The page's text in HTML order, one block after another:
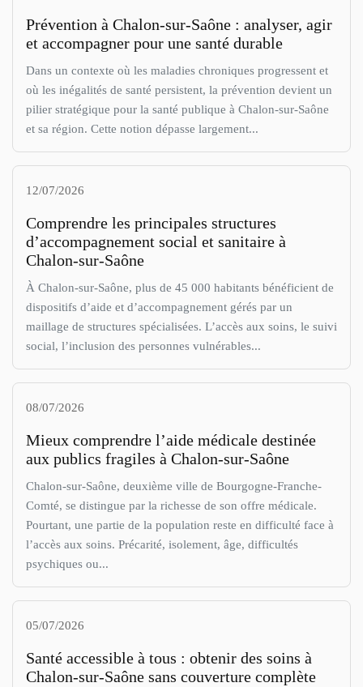
Prévention à Chalon-sur-Saône : analyser, agir
et accompagner pour une santé durable
Dans un contexte où les maladies chroniques progressent et
où les inégalités de santé persistent, la prévention devient un
pilier stratégique pour la santé publique à Chalon-sur-Saône
et sa région. Cette notion dépasse largement...
12/07/2026
Comprendre les principales structures
d’accompagnement social et sanitaire à
Chalon-sur-Saône
À Chalon-sur-Saône, plus de 45 000 habitants bénéficient de
dispositifs d’aide et d’accompagnement gérés par un
maillage de structures spécialisées. L’accès aux soins, le suivi
social, l’inclusion des personnes vulnérables...
08/07/2026
Mieux comprendre l’aide médicale destinée
aux publics fragiles à Chalon-sur-Saône
Chalon-sur-Saône, deuxième ville de Bourgogne-Franche-
Comté, se distingue par la richesse de son offre médicale.
Pourtant, une partie de la population reste en difficulté face à
l’accès aux soins. Précarité, isolement, âge, difficultés
psychiques ou...
05/07/2026
Santé accessible à tous : obtenir des soins à
Chalon-sur-Saône sans couverture complète